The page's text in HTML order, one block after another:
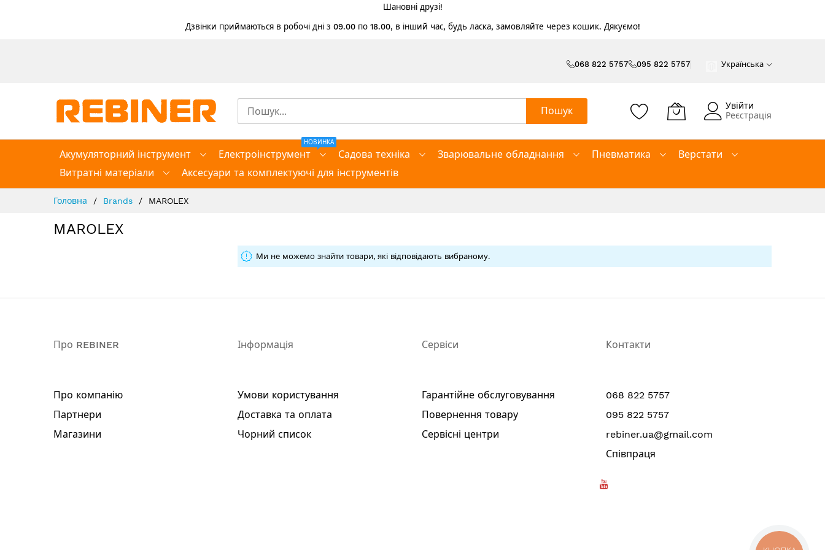
Шановні друзі!
Дзвінки приймаються в робочі дні з 09.00 по 18.00, в інший час, будь ласка, замовляйте через кошик. Дякуємо!
068 822 5757 095 822 5757 Українська
Пошук
Увійти
Реєстрація
Акумуляторний інструмент Електроінструмент
НОВИНКА
Садова техніка Зварювальне обладнання Пневматика
Верстати
Витратні матеріали
Аксесуари та комплектуючі для інструментів
Головна Brands MAROLEX
MAROLEX
Ми не можемо знайти товари, які відповідають вибраному.
Про REBINER
Про компанію
Партнери
Магазини
Інформація
Умови користування
Доставка та оплата
Чорний список
Сервіси
Гарантійне обслуговування
Повернення товару
Сервісні центри
Контакти
068 822 5757
095 822 5757
rebiner.ua@gmail.com
Співпраця